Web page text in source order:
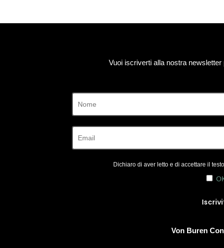
Vuoi iscriverti alla nostra
Dichiaro di aver letto e di accettare il
Von Buren